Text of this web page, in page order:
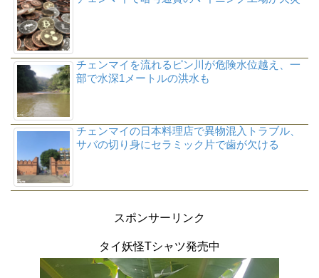
チェンマイを流れるピン川が危険水位越え、一
部で水深1メートルの洪水も
チェンマイの日本料理店で異物混入トラブル、
サバの切り身にセラミック片で歯が欠ける
スポンサーリンク
タイ妖怪Tシャツ発売中